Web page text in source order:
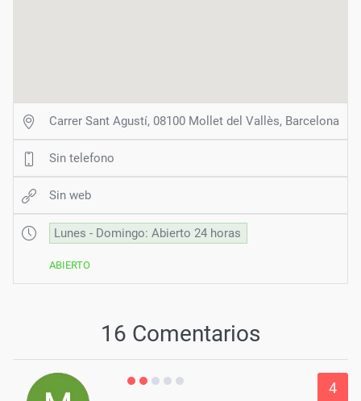
Carrer Sant Agustí, 08100 Mollet del Vallès, Barcelona
Sin telefono
Sin web
Lunes - Domingo: Abierto 24 horas
ABIERTO
16 Comentarios
4